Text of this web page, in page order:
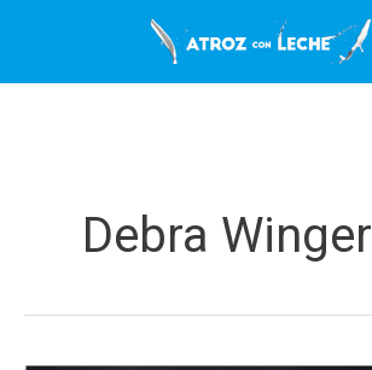
contenido
Debra Winger